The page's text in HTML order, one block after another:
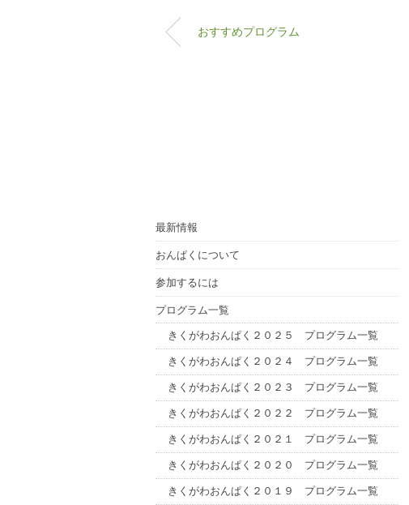
おすすめプログラム
最新情報
おんぱくについて
参加するには
プログラム一覧
きくがわおんぱく２０２５ プログラム一覧
きくがわおんぱく２０２４ プログラム一覧
きくがわおんぱく２０２３ プログラム一覧
きくがわおんぱく２０２２ プログラム一覧
きくがわおんぱく２０２１ プログラム一覧
きくがわおんぱく２０２０ プログラム一覧
きくがわおんぱく２０１９ プログラム一覧